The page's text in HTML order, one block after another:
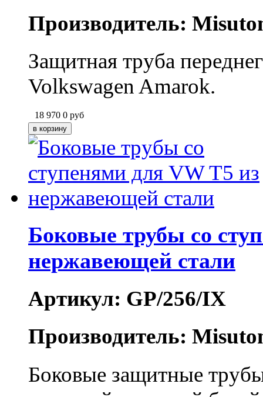
Производитель:
Защитная труба
Volkswagen Amarok.
18 970 0 руб
Боковые трубы со
нержавеющей стали
Артикул: GP/256/IX
Производитель:
Боковые защитные